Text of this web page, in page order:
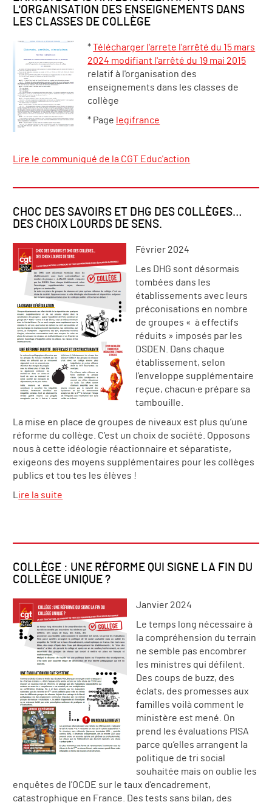
L'ORGANISATION DES ENSEIGNEMENTS DANS
LES CLASSES DE COLLÈGE
*Télécharger l'arrete l'arrêté du 15 mars
2024 modifiant l'arrêté du 19 mai 2015
relatif à l'organisation des
enseignements dans les classes de
collège
* Page legifrance
Lire le communiqué de la CGT Educ'action
CHOC DES SAVOIRS ET DHG DES COLLÈGES…
DES CHOIX LOURDS DE SENS.
Février 2024
Les DHG sont désormais
tombées dans les
établissements avec leurs
préconisations en nombre
de groupes « à effectifs
réduits » imposés par les
DSDEN. Dans chaque
établissement, selon
l’enveloppe supplémentaire
reçue, chacun·e prépare sa
tambouille.
La mise en place de groupes de niveaux est plus qu’une
réforme du collège. C’est un choix de société. Opposons
nous à cette idéologie réactionnaire et séparatiste,
exigeons des moyens supplémentaires pour les collèges
publics et tou·tes les élèves !
Lire la suite
COLLÈGE : UNE RÉFORME QUI SIGNE LA FIN DU
COLLÈGE UNIQUE ?
Janvier 2024
Le temps long nécessaire à
la compréhension du terrain
ne semble pas encombrer
les ministres qui défilent.
Des coups de buzz, des
éclats, des promesses aux
familles voilà comment le
ministère est mené. On
prend les évaluations PISA
parce qu’elles arrangent la
politique de tri social
souhaitée mais on oublie les
enquêtes de l'OCDE sur le taux d'encadrement,
catastrophique en France. Des tests sans bilan, des